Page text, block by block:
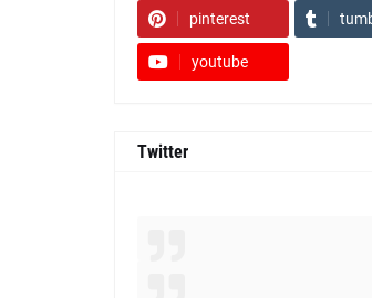
pinterest
youtube
Twitter